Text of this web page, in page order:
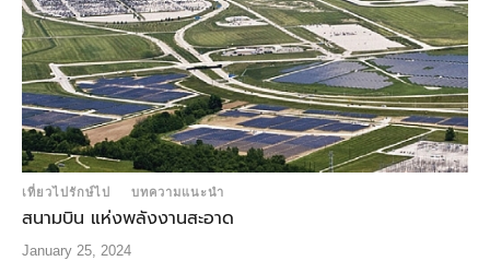
เที่ยวไปรักษ์ไป บทความแนะนำ
สนามบิน แห่งพลังงานสะอาด
January 25, 2024